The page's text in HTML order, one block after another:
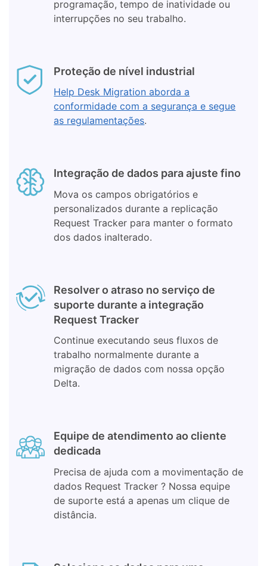
programação, tempo de inatividade ou
interrupções no seu trabalho.
Proteção de nível industrial
Help Desk Migration aborda a
conformidade com a segurança e segue
as regulamentações.
Integração de dados para ajuste fino
Mova os campos obrigatórios e
personalizados durante a replicação
Request Tracker para manter o formato
dos dados inalterado.
Resolver o atraso no serviço de
suporte durante a integração
Request Tracker
Continue executando seus fluxos de
trabalho normalmente durante a
migração de dados com nossa opção
Delta.
Equipe de atendimento ao cliente
dedicada
Precisa de ajuda com a movimentação de
dados Request Tracker ? Nossa equipe
de suporte está a apenas um clique de
distância.